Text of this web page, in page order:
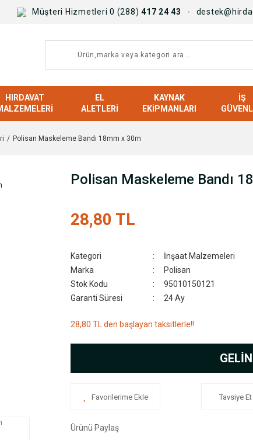
Müşteri Hizmetleri 0 (288) 417 24 43
HIRDAVAT
EL
ALETLERI
KAYNAK
EKIPMANLARI
İŞ
Polisan Maskeleme Bandı 18mm x 30m
Polisan Maskeleme Bandı
28,80 TL
Kategori
İnşaat Malzemeleri
Marka
Polisan
Stok Kodu
95010150121
Garanti Süresi
24 Ay
28,80 TL den başlayan taksitlerle!!
Tavsiye Et
Ürünü Paylaş